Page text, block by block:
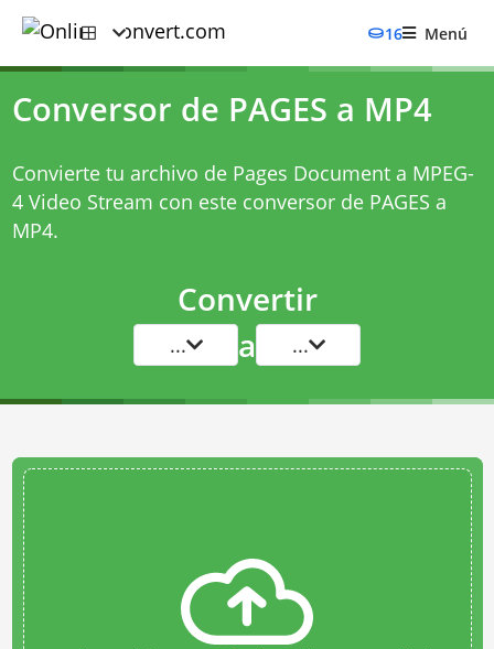
16 Menú
Conversor de PAGES a MP4
Convierte tu archivo de Pages Document a MPEG-
4 Video Stream con este conversor de PAGES a
MP4.
Convertir
... a ...